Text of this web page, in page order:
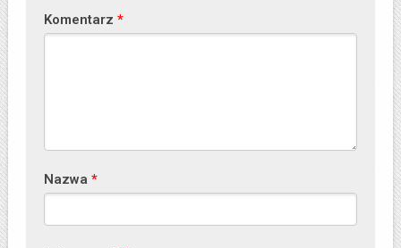
Komentarz *
Nazwa *